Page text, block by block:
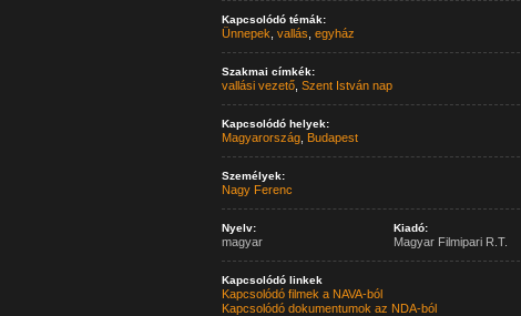
Kapcsolódó témák:
Ünnepek vallás egyház
Szakmai címkék:
vallási vezető, Szent István nap
Kapcsolódó helyek:
Magyarország, Budapest
Személyek:
Nagy Ferenc
Nyelv:
magyar
Kiadó:
Magyar Filmipari R.T.
Kapcsolódó linkek
Kapcsolódó filmek a NAVA-ból
Kapcsolódó dokumentumok az NDA-ból